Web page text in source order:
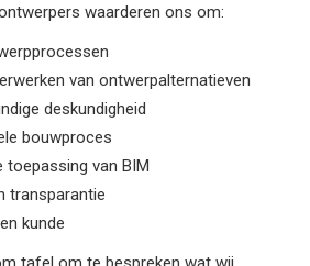
waarderen ons om:
van ontwerpalternatieven
deskundigheid
bouwproces
van BIM
transparantie
kunde